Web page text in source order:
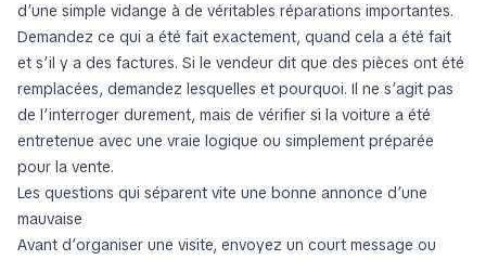
d’une simple vidange à de véritables réparations importantes.
Demandez ce qui a été fait exactement, quand cela a été fait
et s’il y a des factures. Si le vendeur dit que des pièces ont été
remplacées, demandez lesquelles et pourquoi. Il ne s’agit pas
de l’interroger durement, mais de vérifier si la voiture a été
entretenue avec une vraie logique ou simplement préparée
pour la vente.
Les questions qui séparent vite une bonne annonce d’une
mauvaise
Avant d’organiser une visite, envoyez un court message ou